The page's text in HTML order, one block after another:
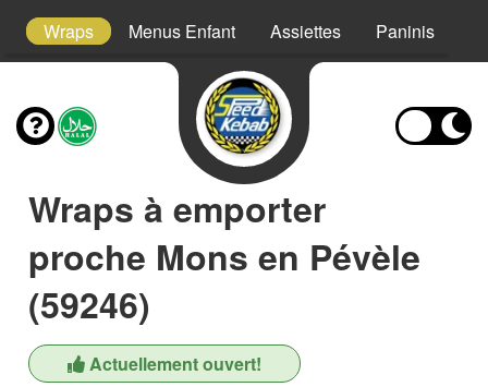
Wraps Menus Enfant Assiettes Paninis
Wraps à emporter
proche Mons en Pévèle
(59246)
Actuellement ouvert!